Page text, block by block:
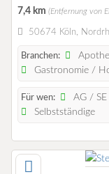
7,4 km (Entfernung von
50674 Köln,
Branchen:
Gastronomie /
Für wen: AG /
Selbstständige